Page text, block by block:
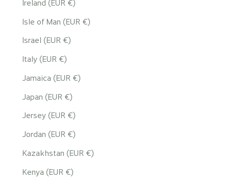
Ireland (EUR €)
Isle of Man (EUR €)
Israel (EUR €)
Italy (EUR €)
Jamaica (EUR €)
Japan (EUR €)
Jersey (EUR €)
Jordan (EUR €)
Kazakhstan (EUR €)
Kenya (EUR €)